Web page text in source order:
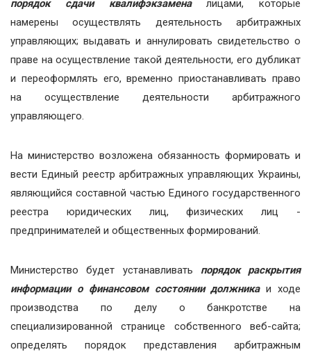
порядок сдачи квалифэкзаменалицами, которые
намерены осуществлять деятельность арбитражных
управляющих; выдавать и аннулировать свидетельство о
праве на осуществление такой деятельности, его дубликат
и переоформлять его, временно приостанавливать право
на осуществление деятельности арбитражного
управляющего.
На министерство возложена обязанность формировать и
вести Единый реестр арбитражных управляющих Украины,
являющийся составной частью Единого государственного
реестра юридических лиц, физических лиц -
предпринимателей и общественных формирований.
Министерство будет устанавливать порядок раскрытия
информации о финансовом состоянии должникаи ходе
производства по делу о банкротстве на
специализированной странице собственного веб-сайта;
определять порядок представления арбитражным